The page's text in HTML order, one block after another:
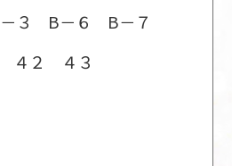
３ B－６ B－７
４２ ４３